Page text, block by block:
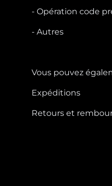
- Opération code
- Autres
Vous pouvez
Expéditions
Retours et